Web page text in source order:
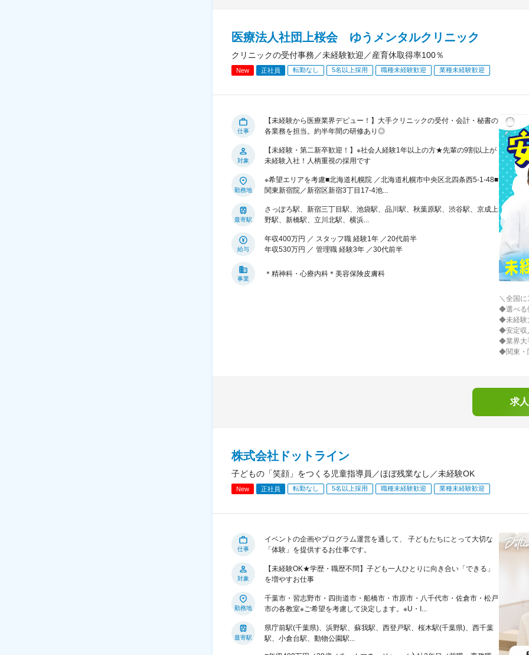
医療法人社団上桜会 ゆうメンタルクリニック
クリニックの受付事務／未経験歓迎／産育休取得率100％
New 正社員 転勤なし 5名以上採用 職種未経験歓迎 業種未経験歓迎
仕事
【未経験から医療業界デビュー！】大手クリニックの受付・会計・秘書の
各業務を担当。約半年間の研修あり◎
対象
【未経験・第二新卒歓迎！】※社会人経験1年以上の方★先輩の9割以上が
未経験入社！人柄重視の採用です
勤務地
※希望エリアを考慮■北海道札幌院 ／北海道札幌市中央区北四条西5-1-48■
関東新宿院／新宿区新宿3丁目17-4池...
最寄駅
さっぽろ駅、新宿三丁目駅、池袋駅、品川駅、秋葉原駅、渋谷駅、京成上
野駅、新橋駅、立川北駅、横浜...
給与
年収400万円 ／ スタッフ職 経験1年 ／20代前半
年収530万円 ／ 管理職 経験3年 ／30代前半
事業
＊精神科・心療内科＊美容保険皮膚科
＼全国
◆選べる
◆未経験
◆安定収
◆業界大
◆関東・
求
株式会社ドットライン
子どもの「笑顔」をつくる児童指導員／ほぼ残業なし／未経験OK
New 正社員 転勤なし 5名以上採用 職種未経験歓迎 業種未経験歓迎
仕事
イベントの企画やプログラム運営を通して、 子どもたちにとって大切な
「体験」を提供するお仕事です。
対象
【未経験OK★学歴・職歴不問】子ども一人ひとりに向き合い「できる」
を増やすお仕事
勤務地
千葉市・習志野市・四街道市・船橋市・市原市・八千代市・佐倉市・松戸
市の各教室※ご希望を考慮して決定します。※U・I...
最寄駅
県庁前駅(千葉県)、浜野駅、蘇我駅、西登戸駅、桜木駅(千葉県)、西千葉
駅、小倉台駅、動物公園駅...